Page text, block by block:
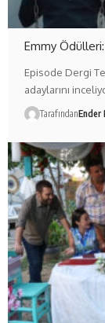
Emmy
Episode Dergi
adaylarını
TarafındanEnder